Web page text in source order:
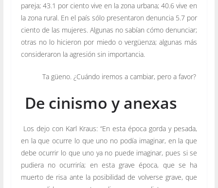
pareja; 43.1 por ciento vive en la zona urbana; 40.6 vive en
la zona rural. En el país sólo presentaron denuncia 5.7 por
ciento de las mujeres. Algunas no sabían cómo denunciar;
otras no lo hicieron por miedo o vergüenza; algunas más
consideraron la agresión sin importancia.
Ta güeno. ¿Cuándo iremos a cambiar, pero a favor?
De cinismo y anexas
Los dejo con Karl Kraus: “En esta época gorda y pesada,
en la que ocurre lo que uno no podía imaginar, en la que
debe ocurrir lo que uno ya no puede imaginar, pues si se
pudiera no ocurriría; en esta grave época, que se ha
muerto de risa ante la posibilidad de volverse grave, que